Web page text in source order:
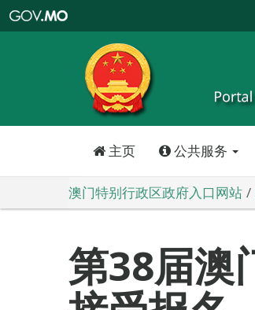
特
政
区
政
口
主页 公共服务
澳门特别行政区政府入口网站
第38届澳